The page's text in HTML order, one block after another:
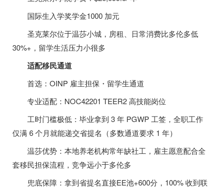
国际生入学奖学金1000 加元
圣克莱尔位于温莎小城，房租、日常消费比多伦多低
30%+，留学生活压力小很多
适配移民通道
首选：OINP 雇主担保・留学生通道
专业适配：NOC42201 TEER2 高技能岗位
工时门槛极低：毕业拿到 3 年 PGWP 工签，全职工作
仅满 6 个月就能递交省提名（多数通道要求 1 年）
温莎优势：本地养老机构常年缺社工，雇主愿意配合全
套移民担保流程，竞争远小于多伦多
兜底保障：拿到省提名直接EE池+600分，100% 收到联